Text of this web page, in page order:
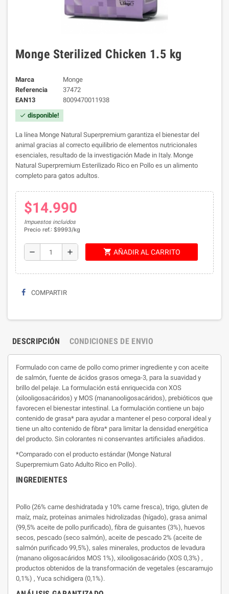
Monge Sterilized Chicken 1.5 kg
Marca
Monge
Referencia
37472
EAN13
8009470011938
check disponible!
La línea Monge Natural Superpremium garantiza el bienestar del
animal gracias al correcto equilibrio de elementos nutricionales
esenciales, resultado de la investigación Made in Italy. Monge
Natural Superpremium Esterilizado Rico en Pollo es un alimento
completo para gatos adultos.
$14.990
Impuestos incluidos
Precio ref.: $9993/kg
remove add shopping_cart AÑADIR AL CARRITO
COMPARTIR
DESCRIPCIÓN CONDICIONES DE ENVIO
Formulado con carne de pollo como primer ingrediente y con aceite
de salmón, fuente de ácidos grasos omega-3, para la suavidad y
brillo del pelaje. La formulación está enriquecida con XOS
(xilooligosacáridos) y MOS (mananooligosacáridos), prebióticos que
favorecen el bienestar intestinal. La formulación contiene un bajo
contenido de grasa* para ayudar a mantener el peso corporal ideal y
tiene un alto contenido de fibra* para limitar la densidad energética
del producto. Sin colorantes ni conservantes artificiales añadidos.
*Comparado con el producto estándar (Monge Natural
Superpremium Gato Adulto Rico en Pollo).
INGREDIENTES
Pollo (26% carne deshidratada y 10% carne fresca), trigo, gluten de
maíz, maíz, proteínas animales hidrolizadas (hígado), grasa animal
(99,5% aceite de pollo purificado), fibra de guisantes (3%), huevos
secos, pescado (seco salmón), aceite de pescado 2% (aceite de
salmón purificado 99,5%), sales minerales, productos de levadura
(manano oligosacáridos MOS 1%), xilooligosacárido (XOS 0,3%) ,
productos obtenidos de la transformación de vegetales (escaramujo
0,1%) , Yuca schidigera (0,1%).